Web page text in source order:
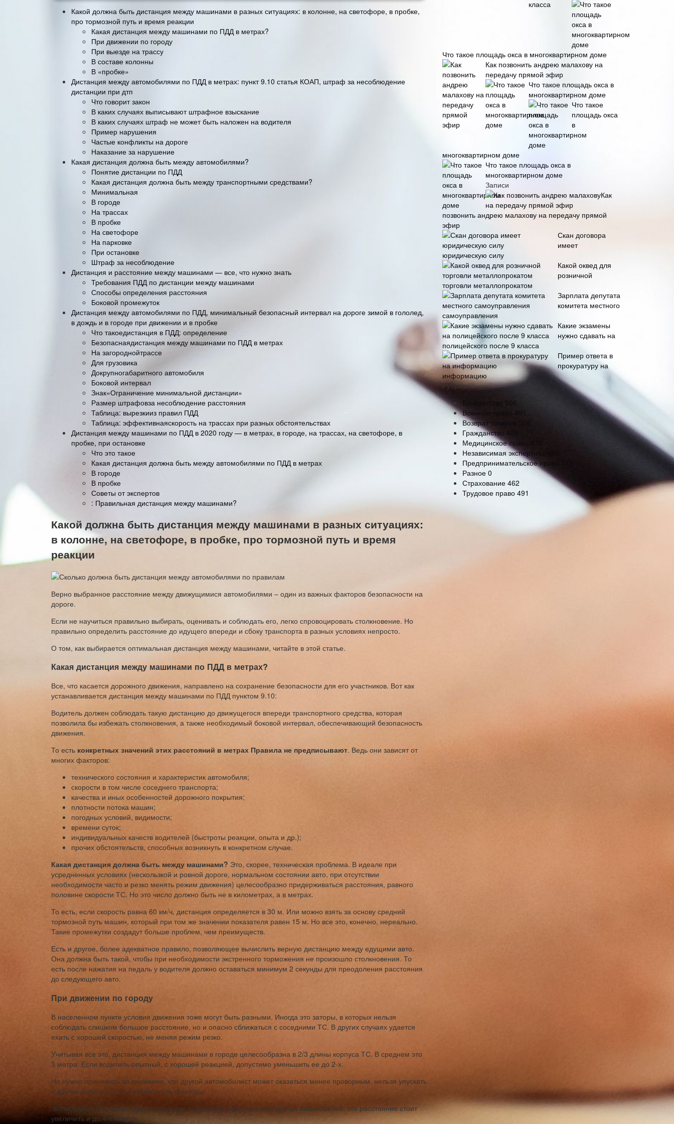
Какой должна быть дистанция между машинами в разных ситуациях: в колонне, на светофоре, в пробке,
про тормозной путь и время реакции
Какая дистанция между машинами по ПДД в метрах?
При движении по городу
При выезде на трассу
В составе колонны
В «пробке»
Дистанция между автомобилями по ПДД в метрах: пункт 9.10 статья КОАП, штраф за несоблюдение
дистанции при дтп
Что говорит закон
В каких случаях выписывают штрафное взыскание
В каких случаях штраф не может быть наложен на водителя
Пример нарушения
Частые конфликты на дороге
Наказание за нарушение
Какая дистанция должна быть между автомобилями?
Понятие дистанции по ПДД
Какая дистанция должна быть между транспортными средствами?
Минимальная
В городе
На трассах
В пробке
На светофоре
На парковке
При остановке
Штраф за несоблюдение
Дистанция и расстояние между машинами — все, что нужно знать
Требования ПДД по дистанции между машинами
Способы определения расстояния
Боковой промежуток
Дистанция между автомобилями по ПДД, минимальный безопасный интервал на дороге зимой в гололед,
в дождь и в городе при движении и в пробке
Что такоедистанция в ПДД: определение
Безопаснаядистанция между машинами по ПДД в метрах
На загороднойтрассе
Для грузовика
Докрупногабаритного автомобиля
Боковой интервал
Знак«Ограничение минимальной дистанции»
Размер штрафовза несоблюдение расстояния
Таблица: вырезкииз правил ПДД
Таблица: эффективнаяскорость на трассах при разных обстоятельствах
Дистанция между машинами по ПДД в 2020 году — в метрах, в городе, на трассах, на светофоре, в
пробке, при остановке
Что это такое
Какая дистанция должна быть между автомобилями по ПДД в метрах
В городе
В пробке
Советы от экспертов
: Правильная дистанция между машинами?
Какой должна быть дистанция между машинами в разных ситуациях:
в колонне, на светофоре, в пробке, про тормозной путь и время
реакции
Верно выбранное расстояние между движущимися автомобилями – один из важных факторов безопасности на
дороге.
Если не научиться правильно выбирать, оценивать и соблюдать его, легко спровоцировать столкновение. Но
правильно определить расстояние до идущего впереди и сбоку транспорта в разных условиях непросто.
О том, как выбирается оптимальная дистанция между машинами, читайте в этой статье.
Какая дистанция между машинами по ПДД в метрах?
Все, что касается дорожного движения, направлено на сохранение безопасности для его участников. Вот как
устанавливается дистанция между машинами по ПДД пунктом 9.10:
Водитель должен соблюдать такую дистанцию до движущегося впереди транспортного средства, которая
позволила бы избежать столкновения, а также необходимый боковой интервал, обеспечивающий безопасность
движения.
То есть конкретных значений этих расстояний в метрах Правила не предписывают. Ведь они зависят от
многих факторов:
технического состояния и характеристик автомобиля;
скорости в том числе соседнего транспорта;
качества и иных особенностей дорожного покрытия;
плотности потока машин;
погодных условий, видимости;
времени суток;
индивидуальных качеств водителей (быстроты реакции, опыта и др.);
прочих обстоятельств, способных возникнуть в конкретном случае.
Какая дистанция должна быть между машинами? Это, скорее, техническая проблема. В идеале при
усредненных условиях (нескользкой и ровной дороге, нормальном состоянии авто, при отсутствии
необходимости часто и резко менять режим движения) целесообразно придерживаться расстояния, равного
половине скорости ТС. Но это число должно быть не в километрах, а в метрах.
То есть, если скорость равна 60 км/ч, дистанция определяется в 30 м. Или можно взять за основу средний
тормозной путь машин, который при том же значении показателя равен 15 м. Но все это, конечно, нереально.
Такие промежутки создадут больше проблем, чем преимуществ.
Есть и другое, более адекватное правило, позволяющее вычислить верную дистанцию между едущими авто.
Она должна быть такой, чтобы при необходимости экстренного торможения не произошло столкновения. То
есть после нажатия на педаль у водителя должно оставаться минимум 2 секунды для преодоления расстояния
до следующего авто.
При движении по городу
В населенном пункте условия движения тоже могут быть разными. Иногда это заторы, в которых нельзя
соблюдать слишком большое расстояние, но и опасно сближаться с соседними ТС. В других случаях удается
ехать с хорошей скоростью, не меняя режим резко.
Учитывая все это, дистанция между машинами в городе целесообразна в 2/3 длины корпуса ТС. В среднем это
3 метра. Если водитель опытный, с хорошей реакцией, допустимо уменьшить ее до 2-х.
Но нужно принимать во внимание, что другой автомобилист может оказаться менее проворным, нельзя упускать
и другие влияющие на безопасность факторы.
Если дорога скользкая, резина «лысая», а впереди целая цепочка других автомобилей, это расстояние стоит
увеличить и до 4-х метров.
Что такое площадь окса в многоквартирном доме
Как позвонить андрею малахову на
передачу прямой эфир
Что такое площадь окса в
многоквартирном доме
Что такое
площадь окса
в
многоквартирном доме
Что такое площадь окса в
многоквартирном доме
Записи
Как
позвонить андрею малахову на передачу прямой
эфир
Скан договора
имеет
юридическую силу
Какой оквед для
розничной
торговли металлопрокатом
Зарплата депутата
комитета местного
самоуправления
Какие экзамены
нужно сдавать на
полицейского после 9 класса
Пример ответа в
прокуратуру на
информацию
Рубрики
Банкротство 506
Военное право
491
Возврат товаров
Гражданство 485
Медицинское право
Независимая экспертиза
Предпринимательское право
Разное 0
Страхование 462
Трудовое право 491